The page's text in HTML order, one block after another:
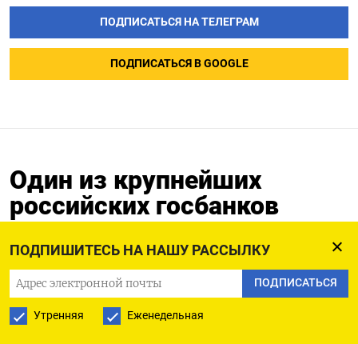
ПОДПИШИТЕСЬ НА НАШУ РАССЫЛКУ
ПОДПИСАТЬСЯ
Утренняя Еженедельная
ПОДПИСАТЬСЯ НА ТЕЛЕГРАМ
ПОДПИСАТЬСЯ В GOOGLE
Один из крупнейших
российских госбанков
спрогнозировал полное
исчерпание ФНБ через год
29.01.2026